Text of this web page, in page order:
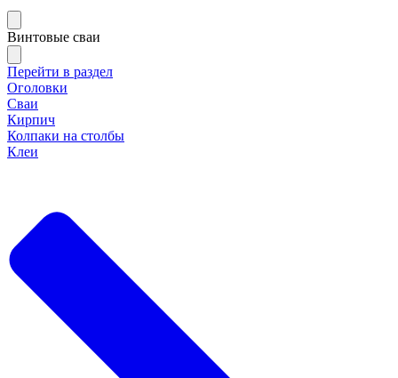
Винтовые сваи
Перейти в раздел
Оголовки
Сваи
Кирпич
Колпаки на столбы
Клеи